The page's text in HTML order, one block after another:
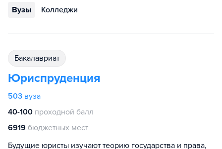
Вузы Колледжи
бакалавриат
Юриспруденция
503 вуза
40-100 проходной балл
6919 бюджетных мест
Будущие юристы изучают теорию государства и права,